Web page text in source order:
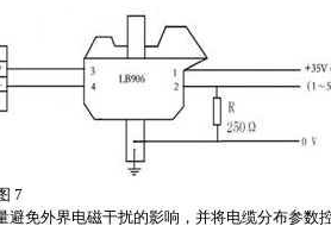
免外界电磁干扰的影响，并将电缆分布参数